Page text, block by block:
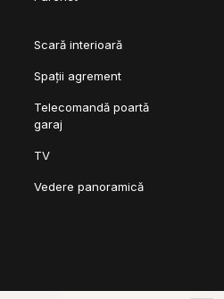
Scară interioară
Spații agrement
Telecomandă poartă
garaj
TV
Vedere panoramică